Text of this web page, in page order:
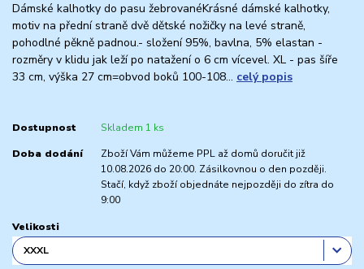
Dámské kalhotky do pasu žebrovanéKrásné dámské kalhotky,
motiv na přední straně dvě dětské nožičky na levé straně,
pohodlné pěkně padnou.- složení 95%, bavlna, 5% elastan -
rozměry v klidu jak leží po natažení o 6 cm vícevel. XL - pas šíře
33 cm, výška 27 cm=obvod boků 100-108... celý popis
Dostupnost Skladem 1 ks
Doba dodání
Zboží Vám můžeme PPL až domů doručit již
10.08.2026 do 20:00. Zásilkovnou o den později.
Stačí, když zboží objednáte nejpozději do zítra do
9:00
Velikosti